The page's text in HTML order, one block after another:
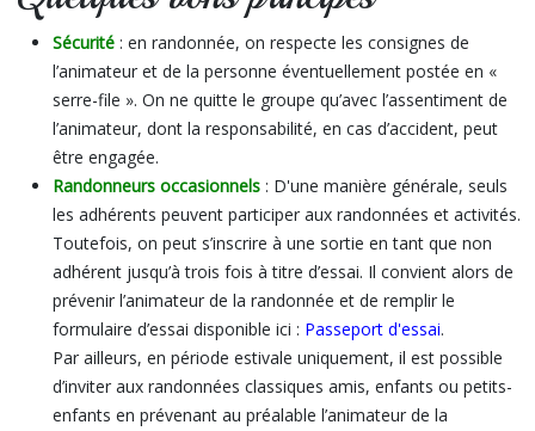
Sécurité : en randonnée, on respecte les consignes de
l’animateur et de la personne éventuellement postée en «
serre-file ». On ne quitte le groupe qu’avec l’assentiment de
l’animateur, dont la responsabilité, en cas d’accident, peut
être engagée.
Randonneurs occasionnels : D'une manière générale, seuls
les adhérents peuvent participer aux randonnées et activités.
Toutefois, on peut s’inscrire à une sortie en tant que non
adhérent jusqu’à trois fois à titre d’essai. Il convient alors de
prévenir l’animateur de la randonnée et de remplir le
formulaire d’essai disponible ici : Passeport d'essai.
Par ailleurs, en période estivale uniquement, il est possible
d’inviter aux randonnées classiques amis, enfants ou petits-
enfants en prévenant au préalable l’animateur de la